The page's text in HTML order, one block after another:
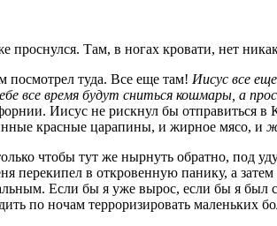
Там, в ногах кровати, нет
посмотрел туда. Все еще там! Иисус все
все время будут сниться кошмары, а
Иисус не рискнул бы
красные царапины, и жирное мясо, и
чтобы тут же нырнуть обратно,
перекипел в откровенную панику, а
Если бы я уже вырос, если бы я
по ночам терроризировать